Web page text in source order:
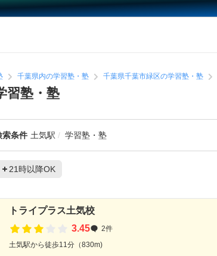
千葉県内の学習塾・塾 千葉県千葉市緑区の学習塾・塾
習塾・塾
索条件 土気駅 学習塾・塾
21時以降OK
トライプラス土気校
3.45
2件
土気駅から徒歩11分（830m)